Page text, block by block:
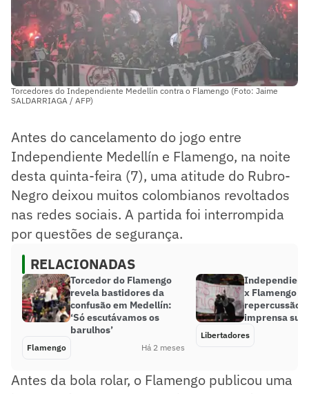
Torcedores do Independiente Medellín contra o Flamengo (Foto: Jaime
SALDARRIAGA / AFP)
Antes do cancelamento do jogo entre
Independiente Medellín e Flamengo, na noite
desta quinta-feira (7), uma atitude do Rubro-
Negro deixou muitos colombianos revoltados
nas redes sociais. A partida foi interrompida
por questões de segurança.
RELACIONADAS
Torcedor do Flamengo
revela bastidores da
confusão em Medellín:
‘Só escutávamos os
barulhos’
Flamengo Há 2 meses
x Flamengo
repercussão
imprensa
Libertadores
Antes da bola rolar, o Flamengo publicou uma